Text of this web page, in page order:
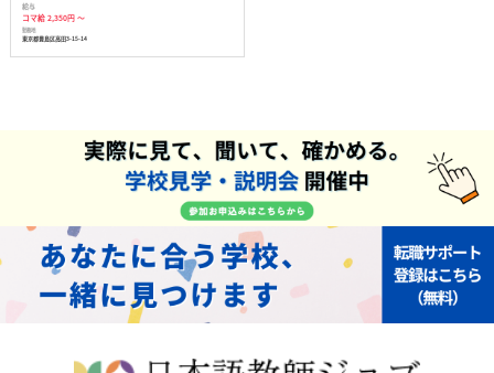
給与
コマ給 2,350円 ～
勤務地
東京都豊島区高田3-15-14